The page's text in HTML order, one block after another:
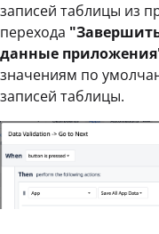
записей таблицы из
перехода
данные
значениям по
записей таблицы.